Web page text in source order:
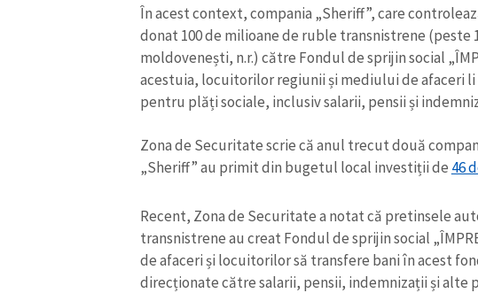
În acest context, compania „Sheriff”, care
donat 100 de milioane de ruble transnistrene (peste
moldovenești, n.r.) către Fondul de sprijin social
acestuia, locuitorilor regiunii și mediului de afaceri li
pentru plăți sociale, inclusiv salarii, pensii și
Zona de Securitate scrie că anul trecut două
„Sheriff” au primit din bugetul local investiții de 46
Recent, Zona de Securitate a notat că pretinsele
transnistrene au creat Fondul de sprijin social
de afaceri și locuitorilor să transfere bani în acest
direcționate către salarii, pensii, indemnizații și alte